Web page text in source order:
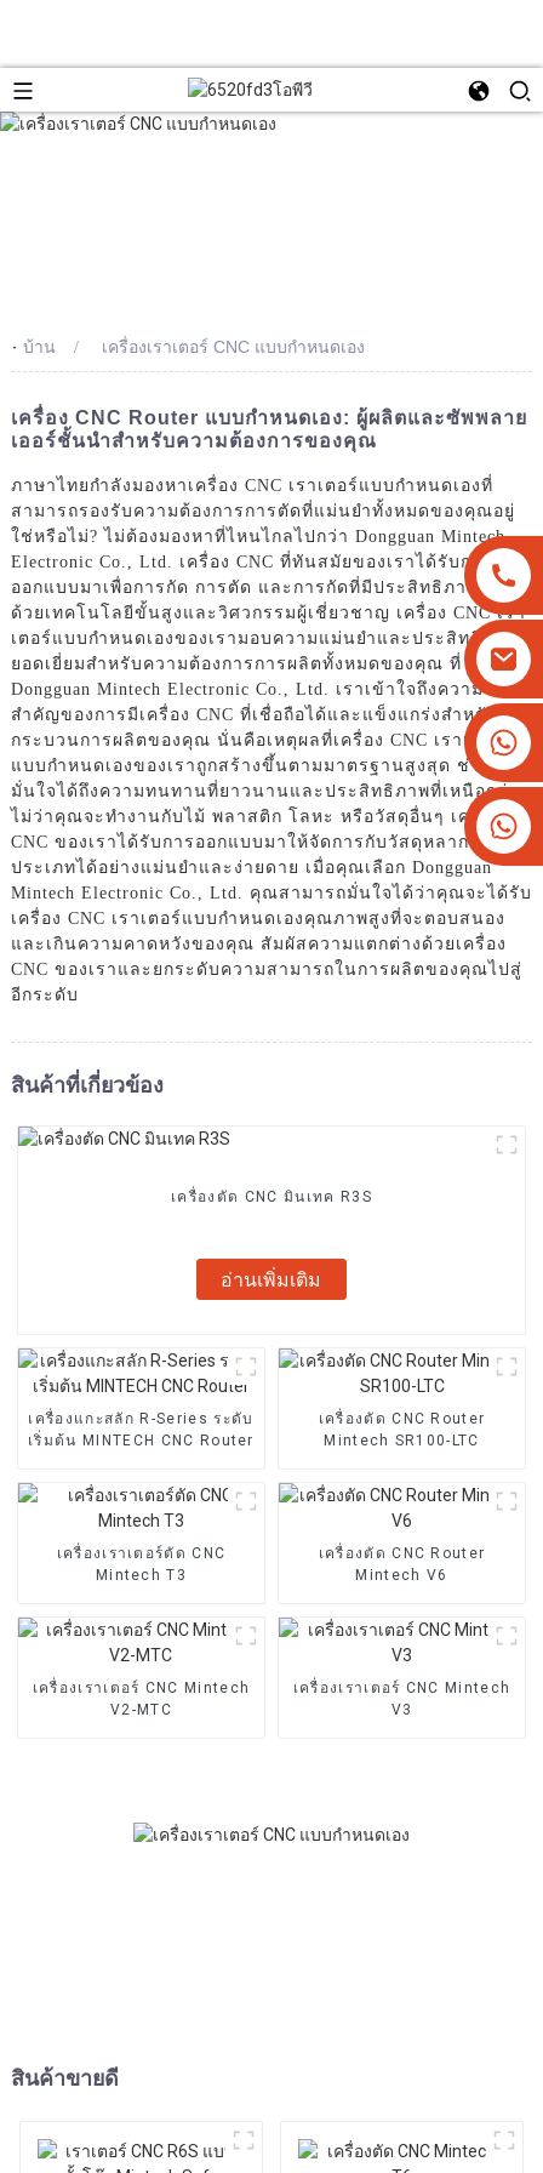
+8613825779334
+16266628193
- บ้าน เครื่องเราเตอร์ CNC แบบกำหนดเอง
เครื่อง CNC Router แบบกำหนดเอง: ผู้ผลิตและซัพพลาย
เออร์ชั้นนำสำหรับความต้องการของคุณ
ภาษาไทยกำลังมองหาเครื่อง CNC เราเตอร์แบบกำหนดเองที่
สามารถรองรับความต้องการการตัดที่แม่นยำทั้งหมดของคุณอยู่
ใช่หรือไม่? ไม่ต้องมองหาที่ไหนไกลไปกว่า Dongguan Mintech
Electronic Co., Ltd. เครื่อง CNC ที่ทันสมัยของเราได้รับการ
ออกแบบมาเพื่อการกัด การตัด และการกัดที่มีประสิทธิภาพสูง
ด้วยเทคโนโลยีขั้นสูงและวิศวกรรมผู้เชี่ยวชาญ เครื่อง CNC เรา
เตอร์แบบกำหนดเองของเรามอบความแม่นยำและประสิทธิภาพที่
ยอดเยี่ยมสำหรับความต้องการการผลิตทั้งหมดของคุณ ที่
Dongguan Mintech Electronic Co., Ltd. เราเข้าใจถึงความ
สำคัญของการมีเครื่อง CNC ที่เชื่อถือได้และแข็งแกร่งสำหรับ
กระบวนการผลิตของคุณ นั่นคือเหตุผลที่เครื่อง CNC เราเตอร์
แบบกำหนดเองของเราถูกสร้างขึ้นตามมาตรฐานสูงสุด ช่วยให้
มั่นใจได้ถึงความทนทานที่ยาวนานและประสิทธิภาพที่เหนือกว่า
ไม่ว่าคุณจะทำงานกับไม้ พลาสติก โลหะ หรือวัสดุอื่นๆ เครื่อง
CNC ของเราได้รับการออกแบบมาให้จัดการกับวัสดุหลากหลาย
ประเภทได้อย่างแม่นยำและง่ายดาย เมื่อคุณเลือก Dongguan
Mintech Electronic Co., Ltd. คุณสามารถมั่นใจได้ว่าคุณจะได้รับ
เครื่อง CNC เราเตอร์แบบกำหนดเองคุณภาพสูงที่จะตอบสนอง
และเกินความคาดหวังของคุณ สัมผัสความแตกต่างด้วยเครื่อง
CNC ของเราและยกระดับความสามารถในการผลิตของคุณไปสู่
อีกระดับ
สินค้าที่เกี่ยวข้อง
เครื่องตัด CNC มินเทค R3S
อ่านเพิ่มเติม
เครื่องแกะสลัก R-Series ระดับ
เริ่มต้น MINTECH CNC Router
เครื่องตัด CNC Router
Mintech SR100-LTC
เครื่องเราเตอร์ตัด CNC
Mintech T3
เครื่องตัด CNC Router
Mintech V6
เครื่องเราเตอร์ CNC Mintech
V2-MTC
เครื่องเราเตอร์ CNC Mintech
V3
สินค้าขายดี